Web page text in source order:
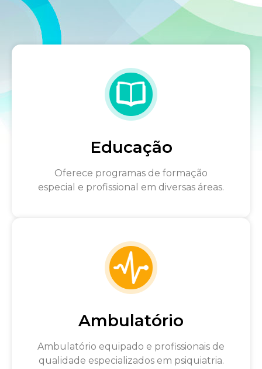
Educação
Oferece programas de formação
especial e profissional em diversas áreas.
Ambulatório
Ambulatório equipado e profissionais de
qualidade especializados em psiquiatria.